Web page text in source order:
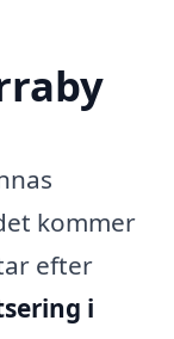
kommer
efter
i